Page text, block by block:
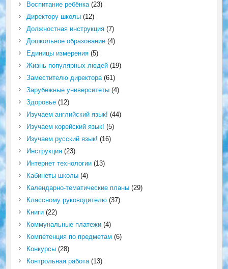
Воспитание ребёнка(23)
Директору школы(12)
Должностная инструкция(7)
Дошкольное образование(4)
Единицы измерения(5)
Жизнь популярных людей(19)
Заместителю директора(61)
Зарубежные университеты(4)
Здоровье(12)
Изучаем английский язык! (44)
Изучаем корейский язык! (5)
Изучаем русский язык! (16)
Инструкция(23)
Интернет технологии(13)
Кабинеты школы(4)
Календарно-тематические планы(29)
Классному руководителю(37)
Книги(22)
Коммунальные платежи(4)
Компетенция по предметам (6)
Конкурсы(28)
Контрольная работа(13)